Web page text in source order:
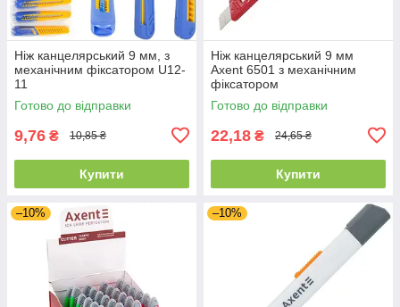
Ніж канцелярський 9 мм, з
механічним фіксатором U12-
11
Готово до відправки
9,76 ₴ 10,85 ₴
Купити
Ніж канцелярський 9 мм
Axent 6501 з механічним
фіксатором
Готово до відправки
22,18 ₴ 24,65 ₴
Купити
–10% –10%